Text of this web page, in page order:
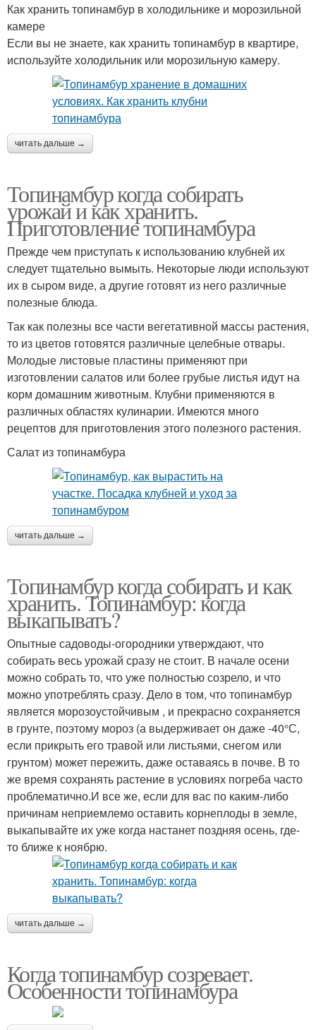
Как хранить топинамбур в холодильнике и морозильной
камере
Если вы не знаете, как хранить топинамбур в квартире,
используйте холодильник или морозильную камеру.
читать дальше →
Топинамбур когда собирать
урожай и как хранить.
Приготовление топинамбура
Прежде чем приступать к использованию клубней их
следует тщательно вымыть. Некоторые люди используют
их в сыром виде, а другие готовят из него различные
полезные блюда.
Так как полезны все части вегетативной массы растения,
то из цветов готовятся различные целебные отвары.
Молодые листовые пластины применяют при
изготовлении салатов или более грубые листья идут на
корм домашним животным. Клубни применяются в
различных областях кулинарии. Имеются много
рецептов для приготовления этого полезного растения.
Салат из топинамбура
читать дальше →
Топинамбур когда собирать и как
хранить. Топинамбур: когда
выкапывать?
Опытные садоводы-огородники утверждают, что
собирать весь урожай сразу не стоит. В начале осени
можно собрать то, что уже полностью созрело, и что
можно употреблять сразу. Дело в том, что топинамбур
является морозоустойчивым , и прекрасно сохраняется
в грунте, поэтому мороз (а выдерживает он даже -40°С,
если прикрыть его травой или листьями, снегом или
грунтом) может пережить, даже оставаясь в почве. В то
же время сохранять растение в условиях погреба часто
проблематично.И все же, если для вас по каким-либо
причинам неприемлемо оставить корнеплоды в земле,
выкапывайте их уже когда настанет поздняя осень, где-
то ближе к ноябрю.
читать дальше →
Когда топинамбур созревает.
Особенности топинамбура